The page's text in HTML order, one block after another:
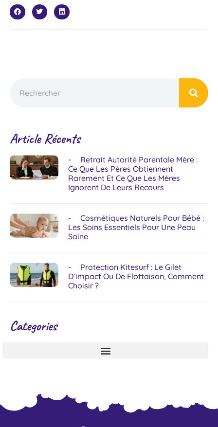
Article Récents
Retrait Autorité Parentale Mère :
Ce Que Les Pères Obtiennent
Rarement Et Ce Que Les Mères
Ignorent De Leurs Recours
Cosmétiques Naturels Pour Bébé :
Les Soins Essentiels Pour Une Peau
Saine
Protection Kitesurf : Le Gilet
D’impact Ou De Flottaison, Comment
Choisir ?
Categories